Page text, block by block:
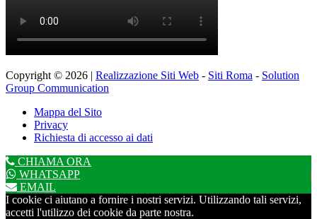
Copyright © 2026 | Realizzazione Siti Web - Siti Roma - Solution
Group Communication
Mappa del Sito
Privacy
Richiesta di accesso ai dati
CHIAMA ORA
WHATSAPP
EMAIL
I cookie ci aiutano a fornire i nostri servizi. Utilizzando tali servizi,
accetti l'utilizzo dei cookie da parte nostra.